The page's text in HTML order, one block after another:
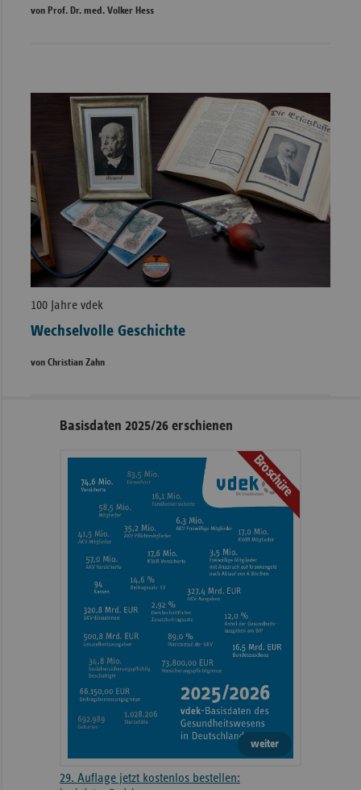
von Prof. Dr. med. Volker Hess
100 Jahre vdek
Wechselvolle Geschichte
von Christian Zahn
Seitennavigation
Seitenleiste
Informationen
Basisdaten 2025/26 erschienen
Broschüre
weiter
29. Auflage jetzt kostenlos bestellen: